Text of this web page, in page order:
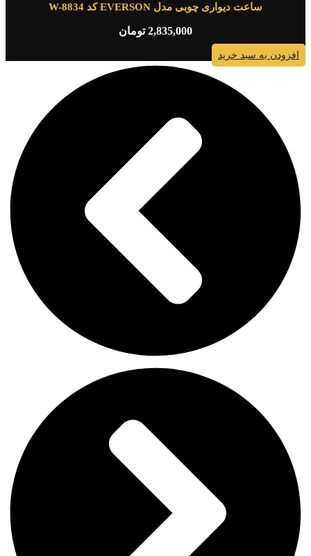
ساعت دیواری چوبی مدل EVERSON کد W-8834
2,835,000 تومان
افزودن به سبد خرید